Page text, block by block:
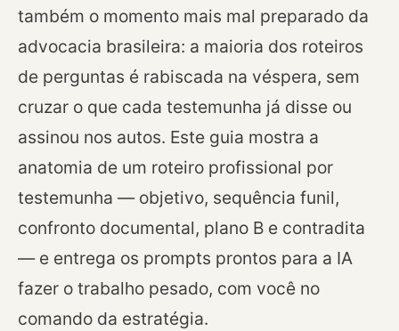
também o momento mais mal preparado da
advocacia brasileira: a maioria dos roteiros
de perguntas é rabiscada na véspera, sem
cruzar o que cada testemunha já disse ou
assinou nos autos. Este guia mostra a
anatomia de um roteiro profissional por
testemunha — objetivo, sequência funil,
confronto documental, plano B e contradita
— e entrega os prompts prontos para a IA
fazer o trabalho pesado, com você no
comando da estratégia.